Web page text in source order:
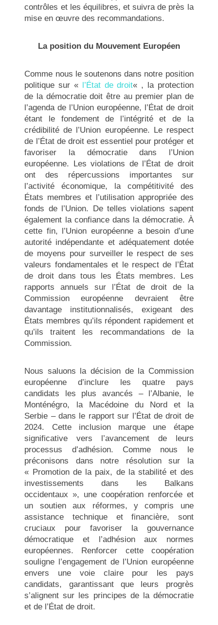
contrôles et les équilibres, et suivra de près la
mise en œuvre des recommandations.
La position du Mouvement Européen
Comme nous le soutenons dans notre position
politique sur «
l’État de droit« , la protection
de la démocratie doit être au premier plan de
l’agenda de l’Union européenne, l’État de droit
étant le fondement de l’intégrité et de la
crédibilité de l’Union européenne. Le respect
de l’État de droit est essentiel pour protéger et
favoriser la démocratie dans l’Union
européenne. Les violations de l’État de droit
ont des répercussions importantes sur
l’activité économique, la compétitivité des
États membres et l’utilisation appropriée des
fonds de l’Union. De telles violations sapent
également la confiance dans la démocratie. À
cette fin, l’Union européenne a besoin d’une
autorité indépendante et adéquatement dotée
de moyens pour surveiller le respect de ses
valeurs fondamentales et le respect de l’État
de droit dans tous les États membres. Les
rapports annuels sur l’État de droit de la
Commission européenne devraient être
davantage institutionnalisés, exigeant des
États membres qu’ils répondent rapidement et
qu’ils traitent les recommandations de la
Commission.
Nous saluons la décision de la Commission
européenne d’inclure les quatre pays
candidats les plus avancés – l’Albanie, le
Monténégro, la Macédoine du Nord et la
Serbie – dans le rapport sur l’État de droit de
2024. Cette inclusion marque une étape
significative vers l’avancement de leurs
processus d’adhésion. Comme nous le
préconisons dans notre résolution sur la
« Promotion de la paix, de la stabilité et des
investissements dans les Balkans
occidentaux », une coopération renforcée et
un soutien aux réformes, y compris une
assistance technique et financière, sont
cruciaux pour favoriser la gouvernance
démocratique et l’adhésion aux normes
européennes. Renforcer cette coopération
souligne l’engagement de l’Union européenne
envers une voie claire pour les pays
candidats, garantissant que leurs progrès
s’alignent sur les principes de la démocratie
et de l’État de droit.